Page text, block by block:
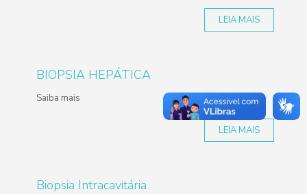
LEIA MAIS
BIOPSIA HEPÁTICA
Saiba mais
LEIA MAIS
Biopsia Intracavitária